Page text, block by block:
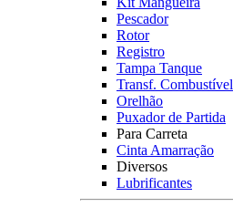
Pescador
Rotor
Registro
Tampa Tanque
Transf. Combustível
Orelhão
Puxador de Partida
Para Carreta
Cinta Amarração
Diversos
Lubrificantes